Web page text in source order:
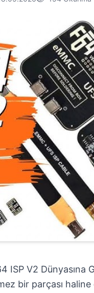
ISP V2 Dünyasına
bir parçası